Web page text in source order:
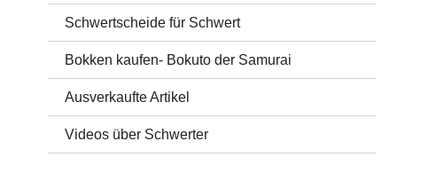
Schwertscheide für Schwert
Bokken kaufen- Bokuto der Samurai
Ausverkaufte Artikel
Videos über Schwerter